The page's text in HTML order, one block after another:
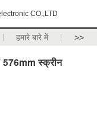
CO.,LTD
हमारे बारे में >>
स्क्रीन